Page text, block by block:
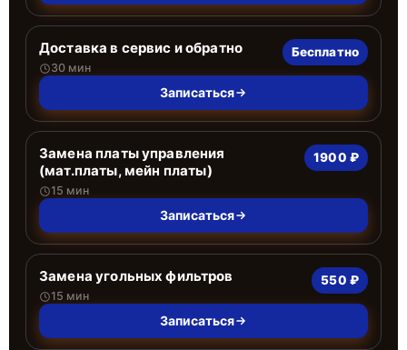
Доставка в сервис и обратно
30 мин
Бесплатно
Записаться
Замена платы управления
(мат.платы, мейн платы)
15 мин
1900 ₽
Записаться
Замена угольных фильтров
15 мин
550 ₽
Записаться